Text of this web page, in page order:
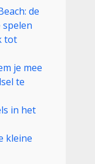
de
tot
je mee
te
in het
kleine